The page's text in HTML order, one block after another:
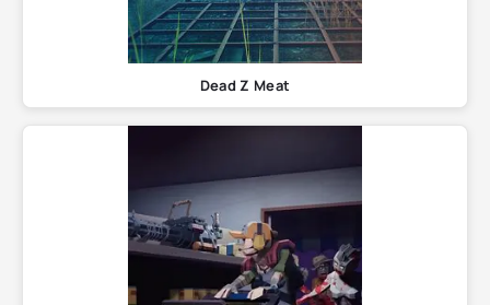
Dead Z Meat